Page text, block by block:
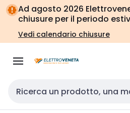
Vai alla
navigazione
Vai
alla
pagina
Ad agosto 2026
chiusure per il periodo
Vedi calendario chiusure
Cerca input